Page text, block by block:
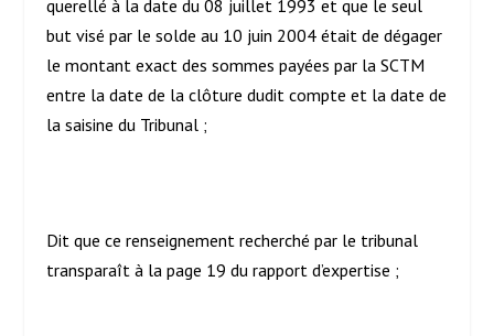
querellé à la date du 08 juillet 1993 et que le seul
but visé par le solde au 10 juin 2004 était de dégager
le montant exact des sommes payées par la SCTM
entre la date de la clôture dudit compte et la date de
la saisine du Tribunal ;
Dit que ce renseignement recherché par le tribunal
transparaît à la page 19 du rapport d’expertise ;